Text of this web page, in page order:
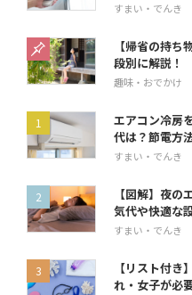
すまい・でんき
【帰省の持
段別に解説！
趣味・おでかけ
エアコン冷房
代は？節電方
すまい・でんき
【図解】夜
気代や快適な
すまい・でんき
【リスト付
れ・女子が必